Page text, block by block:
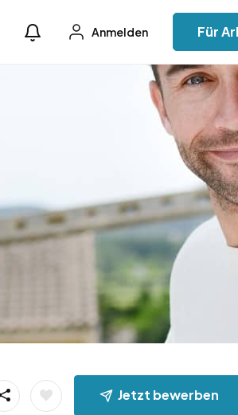
Anmelden Für
Jetzt bewerben